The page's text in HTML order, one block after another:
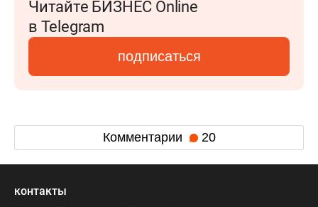
Читайте БИЗНЕС Online
в Telegram
подписаться
Комментарии 20
контакты